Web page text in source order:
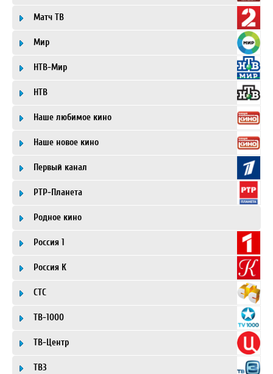
Матч ТВ
Мир
НТВ-Мир
НТВ
Наше любимое кино
Наше новое кино
Первый канал
РТР-Планета
Родное кино
Россия 1
Россия К
СТС
ТВ-1000
ТВ-Центр
ТВ3